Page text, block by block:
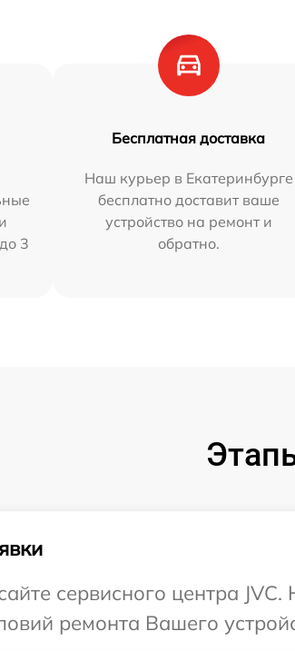
3
Бесплатная доставка
Наш курьер в Екатеринбурге
бесплатно доставит ваше
устройство на ремонт и
обратно.
сервисного центра
ремонта Вашего